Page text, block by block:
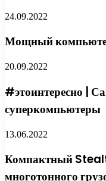
24.09.2022
Мощный
20.09.2022
#этоинтересно |
суперкомпьютеры
13.06.2022
Компактный
многотонного